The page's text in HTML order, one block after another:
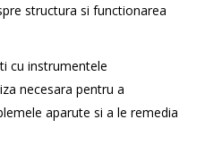
structura si functionarea
cu instrumentele
necesara pentru a
aparute si a le remedia